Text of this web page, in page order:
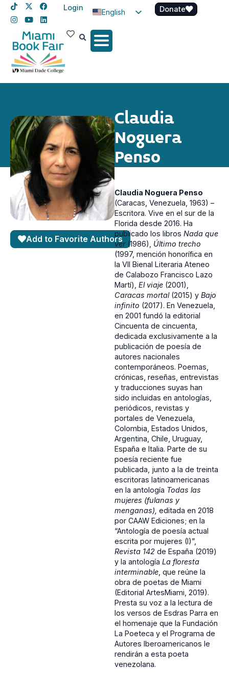
Login
English
Spanish
Donate
Claudia
Noguera
Penso
Add to Favorite Authors
Claudia Noguera Penso
(Caracas, Venezuela, 1963) –
Escritora. Vive en el sur de la
Florida desde 2016. Ha
publicado los libros Nada que
ver (1986), Último trecho
(1997, mención honorífica en
la VII Bienal Literaria Ateneo
de Calabozo Francisco Lazo
Martí), El viaje (2001),
Caracas mortal(2015) y Bajo
infinito (2017). En Venezuela,
en 2001 fundó la editorial
Cincuenta de cincuenta,
dedicada exclusivamente a la
publicación de poesía de
autores nacionales
contemporáneos. Poemas,
crónicas, reseñas, entrevistas
y traducciones suyas han
sido incluidas en antologías,
periódicos, revistas y
portales de Venezuela,
Colombia, Estados Unidos,
Argentina, Chile, Uruguay,
España e Italia. Parte de su
poesía reciente fue
publicada, junto a la de treinta
escritoras latinoamericanas
en la antología Todas las
mujeres (fulanas y
menganas), editada en 2018
por CAAW Ediciones; en la
“Antología de poesía actual
escrita por mujeres (I)”,
Revista 142 de España (2019)
y la antología La floresta
interminable, que reúne la
obra de poetas de Miami
(Editorial ArtesMiami, 2019).
Presta su voz a la lectura de
los versos de Esdras Parra en
el homenaje que la Fundación
La Poeteca y el Programa de
Autores Iberoamericanos le
rendirán a esta poeta
venezolana.